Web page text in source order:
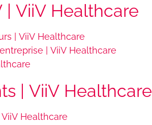
| ViiV Healthcare
| ViiV Healthcare
| ViiV Healthcare
| ViiV Healthcare
Healthcare